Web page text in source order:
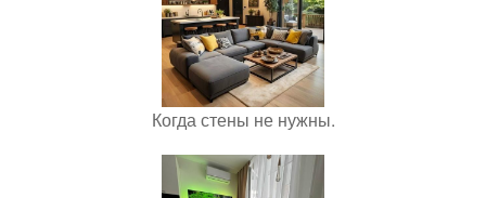
Когда стены не нужны.